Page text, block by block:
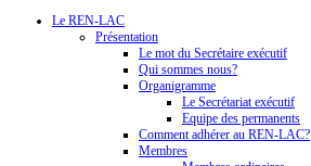
Le REN-LAC
Présentation
Le mot du Secrétaire exécutif
Qui sommes nous?
Organigramme
Le Secrétariat exécutif
Equipe des permanents
Comment adhérer au REN-LAC?
Membres